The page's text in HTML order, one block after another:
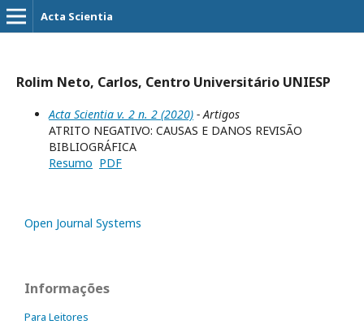
Acta Scientia
Rolim Neto, Carlos, Centro Universitário UNIESP
Acta Scientia v. 2 n. 2 (2020) - Artigos
ATRITO NEGATIVO: CAUSAS E DANOS REVISÃO
BIBLIOGRÁFICA
Resumo PDF
Open Journal Systems
Informações
Para Leitores